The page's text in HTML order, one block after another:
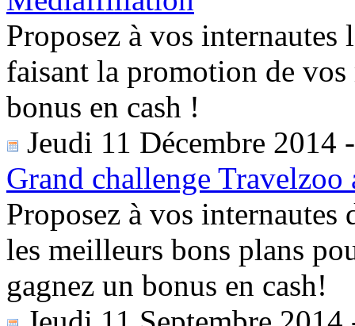
Proposez à vos
faisant la promotion de vos
bonus en cash !
Jeudi 11 Décembre 2014
Grand challenge
Proposez à vos internautes
les meilleurs bons plans
gagnez un bonus en cash!